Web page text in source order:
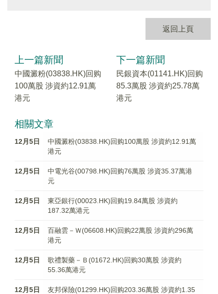
返回上頁
上一篇新聞
中國澱粉(03838.HK)回购
100萬股 涉資約12.91萬
港元
下一篇新聞
民銀資本(01141.HK)回购
85.3萬股 涉資約25.78萬
港元
相關文章
12月5日
中國澱粉(03838.HK)回购100萬股 涉資約12.91萬
港元
12月5日
中電光谷(00798.HK)回购76萬股 涉資35.37萬港
元
12月5日
東亞銀行(00023.HK)回购19.84萬股 涉資約
187.32萬港元
12月5日
百融雲－Ｗ(06608.HK)回购22萬股 涉資約296萬
港元
12月5日
歌禮製藥－Ｂ(01672.HK)回购30萬股 涉資約
55.36萬港元
12月5日
友邦保險(01299.HK)回购203.36萬股 涉資約1.35